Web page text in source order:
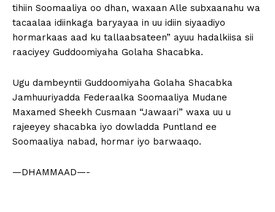
tihiin Soomaaliya oo dhan, waxaan Alle subxaanahu wa
tacaalaa idiinkaga baryayaa in uu idiin siyaadiyo
hormarkaas aad ku tallaabsateen” ayuu hadalkiisa sii
raaciyey Guddoomiyaha Golaha Shacabka.
Ugu dambeyntii Guddoomiyaha Golaha Shacabka
Jamhuuriyadda Federaalka Soomaaliya Mudane
Maxamed Sheekh Cusmaan “Jawaari” waxa uu u
rajeeyey shacabka iyo dowladda Puntland ee
Soomaaliya nabad, hormar iyo barwaaqo.
—DHAMMAAD—-